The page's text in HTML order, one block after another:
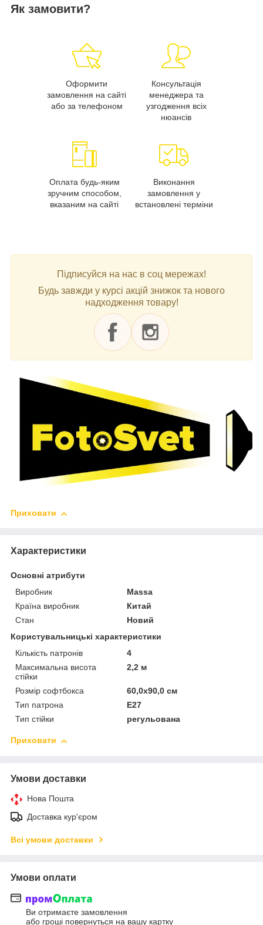
Як замовити?
Оформити
замовлення на сайті
або за телефоном
Консультація
менеджера та
узгодження всіх
нюансів
Оплата будь-яким
зручним способом,
вказаним на сайті
Виконання
замовлення у
встановлені терміни
Підписуйся на нас в соц мережах!
Будь завжди у курсі акцій знижок та нового
надходження товару!
Приховати
Характеристики
Основні атрибути
Виробник
Massa
Країна виробник
Китай
Стан
Новий
Користувальницькі характеристики
Кількість патронів
4
Максимальна висота
стійки
2,2 м
Розмір софтбокса
60,0х90,0 см
Тип патрона
Е27
Тип стійки
регульована
Приховати
Умови доставки
Нова Пошта
Доставка кур'єром
Всі умови доставки
Умови оплати
Ви отримаєте замовлення
або гроші повернуться на вашу картку